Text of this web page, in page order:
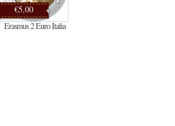
€5,00
Erasmus 2 Euro Italia